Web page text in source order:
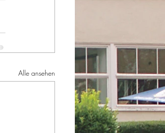
Alle ansehen